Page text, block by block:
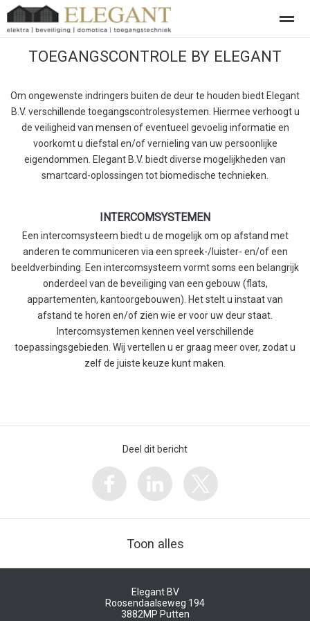
Over ons Elektra Beveiliging Domotica- Loxone "Smart
Home Zoeken Nieuws Pagina's
TOEGANGSCONTROLE BY ELEGANT
Om ongewenste indringers buiten de deur te houden biedt Elegant
B.V. verschillende toegangscontrolesystemen. Hiermee verhoogt u
de veiligheid van mensen of eventueel gevoelig informatie en
voorkomt u diefstal en/of vernieling van uw persoonlijke
eigendommen. Elegant B.V. biedt diverse mogelijkheden van
smartcard-oplossingen tot biomedische technieken.
INTERCOMSYSTEMEN
Een intercomsysteem biedt u de mogelijk om op afstand met
anderen te communiceren via een spreek-/luister- en/of een
beeldverbinding. Een intercomsysteem vormt soms een belangrijk
onderdeel van de beveiliging van een gebouw (flats,
appartementen, kantoorgebouwen). Het stelt u instaat van
afstand te horen en/of zien wie er voor uw deur staat.
Intercomsystemen kennen veel verschillende
toepassingsgebieden. Wij vertellen u er graag meer over, zodat u
zelf de juiste keuze kunt maken.
Deel dit bericht
Toon alles
Elegant BV
Roosendaalseweg 194
3882MP Putten